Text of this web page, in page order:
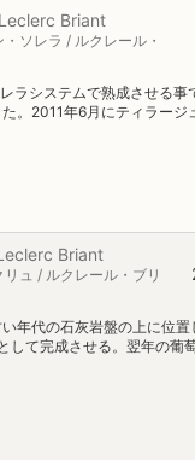
Briant
ソレラ / ルクレール・
システムで熟成させる事
。2011年6月にティラー
Briant
ュ / ルクレール・ブリ
年代の石灰岩盤の上に位
して完成させる。翌年の